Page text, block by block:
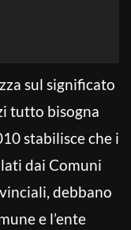
sul significato
tutto bisogna
stabilisce che i
dai Comuni
debbano
e l’ente